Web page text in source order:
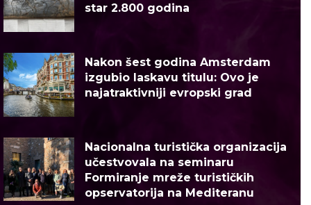
star 2.800 godina
Nakon šest godina Amsterdam
izgubio laskavu titulu: Ovo je
najatraktivniji evropski grad
Nacionalna turistička organizacija
učestvovala na seminaru
Formiranje mreže turističkih
opservatorija na Mediteranu